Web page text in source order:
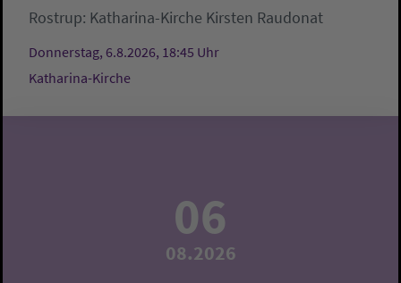
Rostrup: Katharina-Kirche Kirsten Raudonat
Donnerstag, 6.8.2026, 18:45 Uhr
Katharina-Kirche
06
08.2026